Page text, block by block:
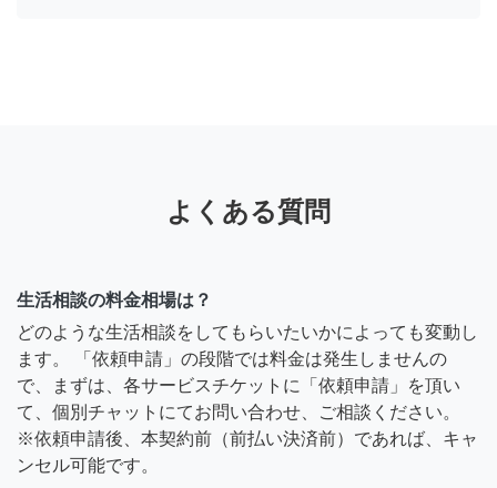
よくある質問
生活相談の料金相場は？
どのような生活相談をしてもらいたいかによっても変動し
ます。 「依頼申請」の段階では料金は発生しませんの
で、まずは、各サービスチケットに「依頼申請」を頂い
て、個別チャットにてお問い合わせ、ご相談ください。
※依頼申請後、本契約前（前払い決済前）であれば、キャ
ンセル可能です。